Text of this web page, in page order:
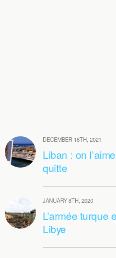
DECEMBER 18TH, 2021
Liban : on
quitte
JANUARY 8TH, 2020
L’armée turque
Libye